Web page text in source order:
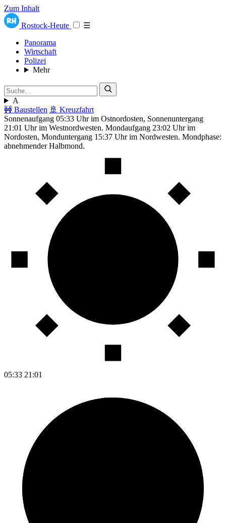
Zum Inhalt
Rostock-Heute
☰
Panorama
Wirtschaft
Polizei
Mehr
A
🚧 Baustellen 🚢 Kreuzfahrt
Sonnenaufgang 05:33 Uhr im Ostnordosten, Sonnenuntergang
21:01 Uhr im Westnordwesten. Mondaufgang 23:02 Uhr im
Nordosten, Monduntergang 15:37 Uhr im Nordwesten. Mondphase:
abnehmender Halbmond.
05:33 21:01